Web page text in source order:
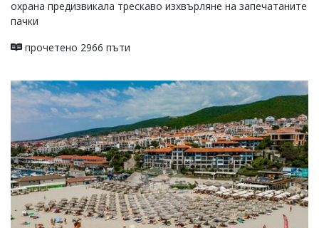
охрана предизвикала трескаво изхвърляне на запечатаните
пачки
прочетено 2966 пъти